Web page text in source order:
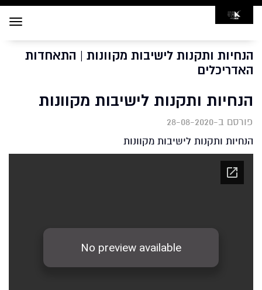
Toggle
הנחיות ותקנות לישיבות מקוונות | התאחדות
האדריכלים
הנחיות ותקנות לישיבות מקוונות
פורסם ב-28-08-2020
הנחיות ותקנות לישיבות מקוונות